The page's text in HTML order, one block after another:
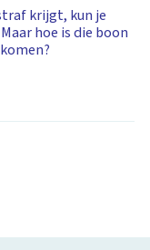
krijgt, kun je
hoe is die boon